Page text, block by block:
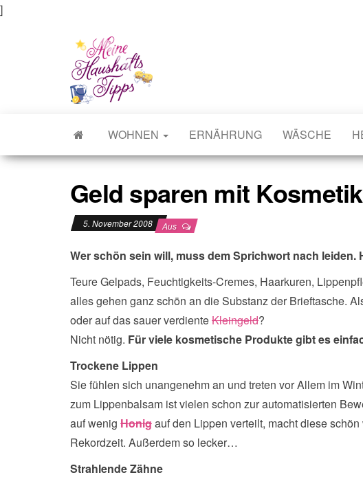
]
Meine Haushaltstipps
Das bisschen Haushalt . . .
WOHNEN ERNÄHRUNG WÄSCHE
Geld sparen mit
5. November 2008 Aus
Wer schön sein will, muss dem Sprichwort nach leiden.
Teure Gelpads, Feuchtigkeits-Cremes, Haarkuren,
alles gehen ganz schön an die Substanz der Brieftasche.
oder auf das sauer verdienteKleingeld?
Nicht nötig. Für viele kosmetische Produkte gibt es
Trockene Lippen
Sie fühlen sich unangenehm an und treten vor Allem im
zum Lippenbalsam ist vielen schon zur automatisierten
auf wenig Honigauf den Lippen verteilt, macht diese
Rekordzeit. Außerdem so lecker…
Strahlende Zähne